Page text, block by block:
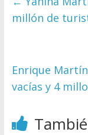
millón de
Enrique
vacías y 4